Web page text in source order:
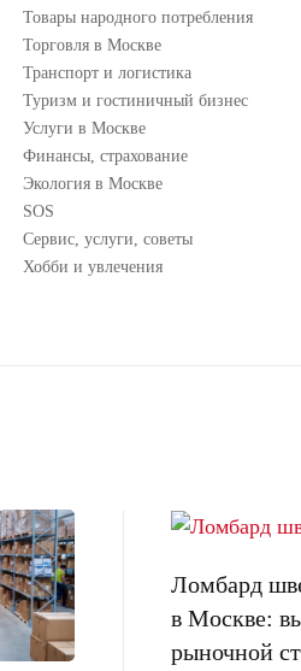
Товары народного потребления
Торговля в Москве
Транспорт и логистика
Туризм и гостиничный бизнес
Услуги в Москве
Финансы, страхование
Экология в Москве
SOS
Сервис, услуги, советы
Хобби и увлечения
Ломбард
в Москве:
рыночной